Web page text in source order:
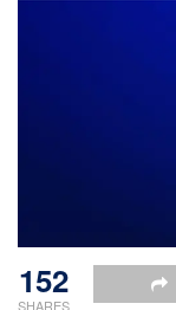
152
SHARES